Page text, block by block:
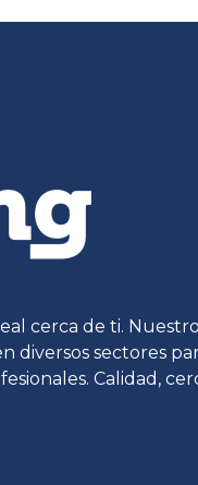
cerca de ti.
diversos sectores
Calidad,